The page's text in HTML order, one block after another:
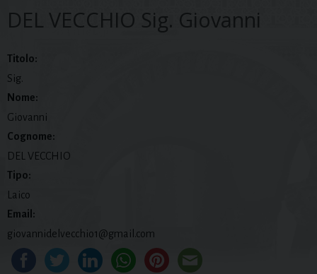
DEL VECCHIO Sig. Giovanni
Titolo:
Sig.
Nome:
Giovanni
Cognome:
DEL VECCHIO
Tipo:
Laico
Email:
giovannidelvecchio1@gmail.com